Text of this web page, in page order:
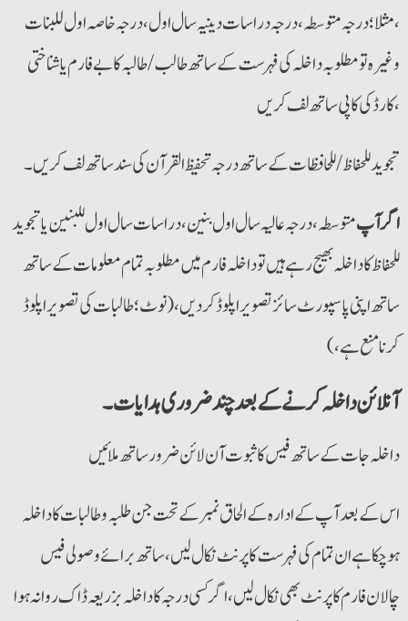
،مثلا ؛ درجہ متوسطہ ،درجہ دراسات دینیہ سال اول ،درجہ خاصہ اول للبنات
وغیرہ تو مطلوبہ داخلہ کی فہرست کے ساتھ طالب /طالبہ کا بے فارم یا شناختی
کارڈکی کاپی ساتھ لف کریں ،
تجوید للحفاظ/للحافظات کے ساتھ درجہ تحفیظ القرآن کی سند ساتھ لف کریں۔
اگر آپمتوسطہ ، درجہ عالیہ سال اول بنین ، دراسات سال اول للبنین یا تجوید
للحفاظ کا داخلہ بھیج رہے ہیں تو داخلہ فارم میں مطلوبہ تمام معلومات کے ساتھ
ساتھ اپنی پاسپورٹ سائز تصویر اپلوڈ کردیں،(نوٹ؛طالبات کی تصویر اپلوڈ
کرنا منع ہے،)
آنلائن داخلہ کرنے کے بعد چند ضروری ہدایات ۔
داخلہ جات کے ساتھ فیس کا ثبوت آن لائن ضرور ساتھ ملائیں
اس کے بعد آپ کے ادارہ کے الحاق نمبر کے تحت جن طلبہ و طالبات کا داخلہ
ہوچکا ہے ان تمام کی فہرست کا پرنٹ نکال لیں ، ساتھ برائے وصولی فیس
چالان فارم کا پرنٹ بھی نکال لیں ، اگر کسی درجہ کا داخلہ بزریعہ ڈاک روانہ ہوا